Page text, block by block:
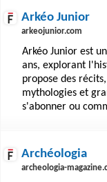
"L'Archéologue"
locales. Ces
l'unité, sont des
souhaite
compréhension
Arkéo Junior
arkeojunior.com
Arkéo Junior est
ans, explorant
propose des
mythologies et
s'abonner ou
Archéologia
archeologia-